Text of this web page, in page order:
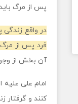
پس از مرگ
در واقع
فرد پس از مرگ
آن بخش از
امام علی
کنند و گرفتار